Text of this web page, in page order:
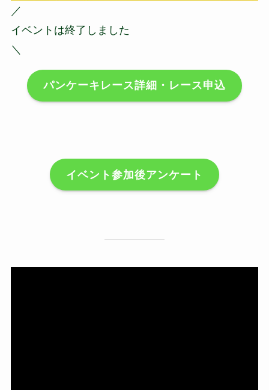
／
イベントは終了しました
＼
パンケーキレース詳細・レース申込
イベント参加後アンケート